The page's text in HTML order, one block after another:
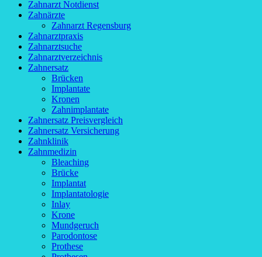
Zahnarzt Notdienst
Zahnärzte
Zahnarzt Regensburg
Zahnarztpraxis
Zahnarztsuche
Zahnarztverzeichnis
Zahnersatz
Brücken
Implantate
Kronen
Zahnimplantate
Zahnersatz Preisvergleich
Zahnersatz Versicherung
Zahnklinik
Zahnmedizin
Bleaching
Brücke
Implantat
Implantatologie
Inlay
Krone
Mundgeruch
Parodontose
Prothese